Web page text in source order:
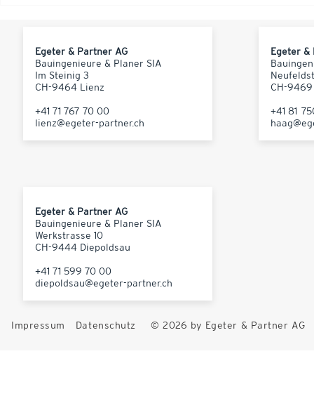
Egeter & Partner AG
Bauingenieure & Planer SIA
Im Steinig 3
CH-9464 Lienz
+41 71 767 70 00
lienz@egeter-partner.ch
Egeter &
CH-
+41 81
Egeter & Partner AG
Bauingenieure & Planer SIA
Werkstrasse 10
CH-9444 Diepoldsau
+41 71 599 70 00
diepoldsau@egeter-partner.ch
Impressum Datenschutz © 2026 by Egeter & Partner AG